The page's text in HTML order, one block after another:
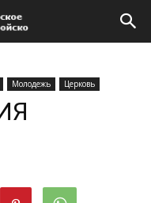
Молодежь Церковь